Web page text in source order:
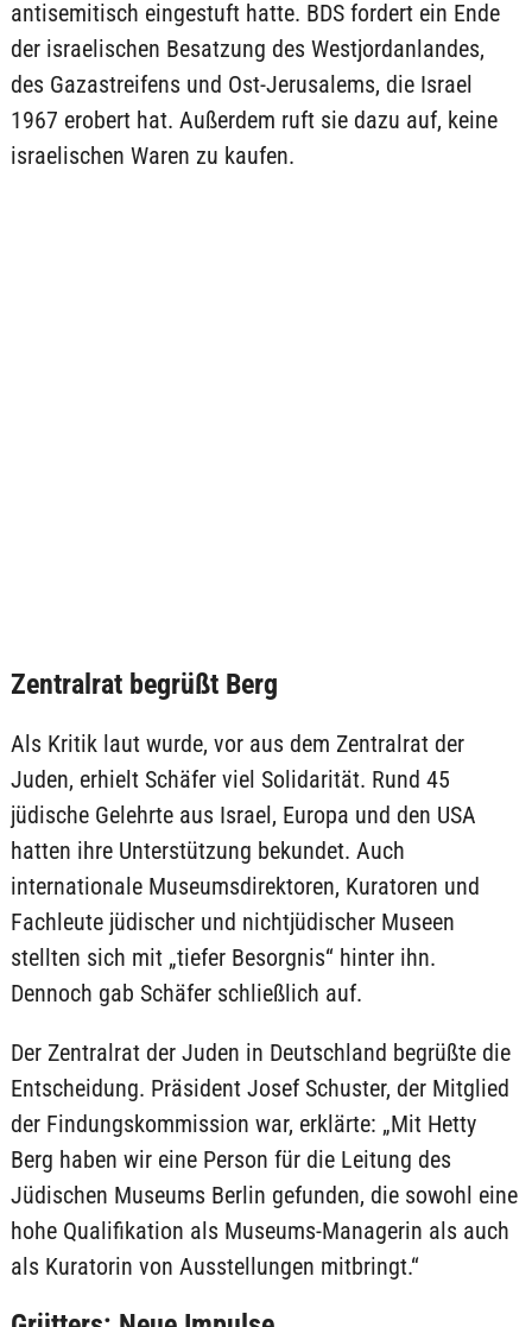
antisemitisch eingestuft hatte. BDS fordert ein Ende
der israelischen Besatzung des Westjordanlandes,
des Gazastreifens und Ost-Jerusalems, die Israel
1967 erobert hat. Außerdem ruft sie dazu auf, keine
israelischen Waren zu kaufen.
Zentralrat begrüßt Berg
Als Kritik laut wurde, vor aus dem Zentralrat der
Juden, erhielt Schäfer viel Solidarität. Rund 45
jüdische Gelehrte aus Israel, Europa und den USA
hatten ihre Unterstützung bekundet. Auch
internationale Museumsdirektoren, Kuratoren und
Fachleute jüdischer und nichtjüdischer Museen
stellten sich mit „tiefer Besorgnis“ hinter ihn.
Dennoch gab Schäfer schließlich auf.
Der Zentralrat der Juden in Deutschland begrüßte die
Entscheidung. Präsident Josef Schuster, der Mitglied
der Findungskommission war, erklärte: „Mit Hetty
Berg haben wir eine Person für die Leitung des
Jüdischen Museums Berlin gefunden, die sowohl eine
hohe Qualifikation als Museums-Managerin als auch
als Kuratorin von Ausstellungen mitbringt.“